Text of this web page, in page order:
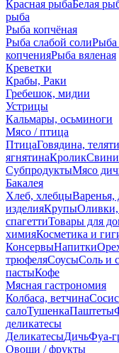
Красная рыбаБелая
рыба
Рыба копчёная
Рыба слабой солиРыба
копченияРыба вяленая
Креветки
Крабы, Раки
Гребешок, мидии
Устрицы
Кальмары, осьминоги
Мясо / птица
ПтицаГовядина,
ягнятинаКролик
СубпродуктыМясо
Бакалея
Хлеб, хлебцы
изделияКрупы
спагеттиТовары для
химияКосметика и
КонсервыНапитки
трюфеляСоусыСоль и
пастыКофе
Мясная гастрономия
Колбаса, ветчина
салоТушенкаПаштеты
деликатесы
ДеликатесыДичьФуа-
Овощи / фрукты